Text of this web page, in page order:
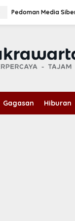
Pedoman Media
Gagasan Hiburan